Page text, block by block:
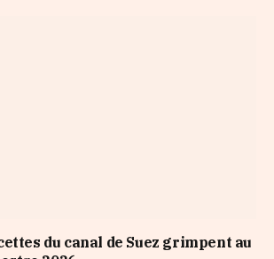
du canal de Suez grimpent au